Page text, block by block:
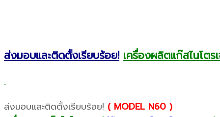
ส่งมอบและติดตั้งเรียบร้อย! เครื่องผลิตแก๊สไนโตร
ส่งมอบและติดตั้งเรียบร้อย! ( MODEL N60 )